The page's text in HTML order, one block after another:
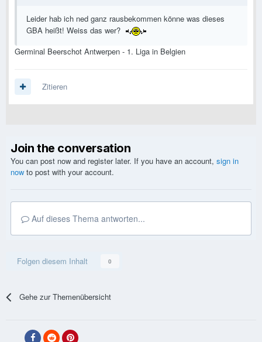
Leider hab ich ned ganz rausbekommen könne was dieses
GBA heißt! Weiss das wer?
Germinal Beerschot Antwerpen - 1. Liga in Belgien
Zitieren
Join the conversation
You can post now and register later. If you have an account, sign in
now to post with your account.
Auf dieses Thema antworten...
Folgen diesem Inhalt 0
Gehe zur Themenübersicht